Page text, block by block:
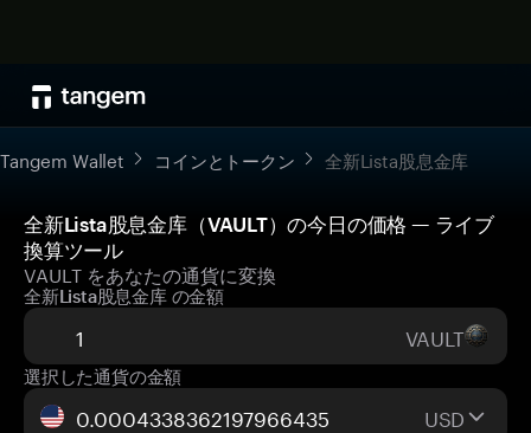
Tangem Wallet コインとトークン 全新Lista股息金库
全新Lista股息金库（VAULT）の今日の価格 — ライブ
換算ツール
VAULT をあなたの通貨に変換
全新Lista股息金库 の金額
VAULT
選択した通貨の金額
USD